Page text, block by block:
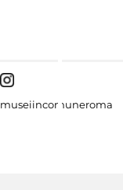
museiincomuneroma